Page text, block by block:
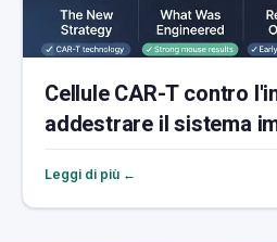
Cellule CAR-T contro
addestrare il sistema
eliminare le cellule
Leggi di più ←